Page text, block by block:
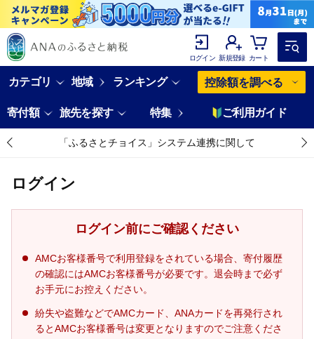
ログイン 新規登録 カート
カテゴリ 地域 ランキング 控除額を調べる
寄付額 旅先を探す 特集 ご利用ガイド
「ふるさとチョイス」システム連携に関して
ログイン
ログイン前にご確認ください
AMCお客様番号で利用登録をされている場合、寄付履歴
の確認にはAMCお客様番号が必要です。退会時まで必ず
お手元にお控えください。
紛失や盗難などでAMCカード、ANAカードを再発行され
るとAMCお客様番号は変更となりますのでご注意くださ